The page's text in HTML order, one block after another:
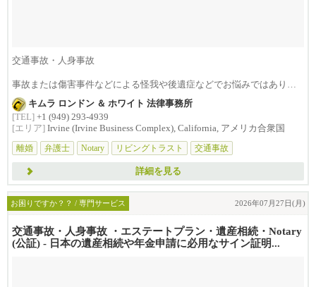
交通事故・人身事故
事故または傷害事件などによる怪我や後遺症などでお悩みではありま
せんか？損害賠償は治療費...
キムラ ロンドン ＆ ホワイト 法律事務所
[TEL] +1 (949) 293-4939
[エリア] Irvine (Irvine Business Complex), California, アメリカ合衆国
離婚
弁護士 Notary リビングトラスト 交通事故
詳細を見る
お困りですか？？ / 専門サービス 2026年07月27日(月)
交通事故・人身事故 ・エステートプラン・遺産相続・Notary
(公証) - 日本の遺産相続や年金申請に必用なサイン証明...